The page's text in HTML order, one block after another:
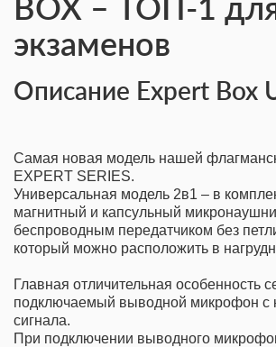
экзаменов
Описание Expert Box
Самая новая модель нашей
EXPERT SERIES.
Универсальная модель 2в1 – в
магнитный и капсульный
беспроводным передатчиком без
который можно расположить в
Главная отличительная особенность
подключаемый выводной микрофон с
сигнала.
При подключении выводного